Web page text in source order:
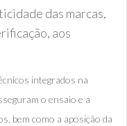
das marcas,
aos
integrados na
o ensaio e a
bem como a aposição da